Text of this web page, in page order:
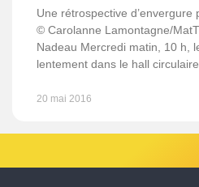
Une rétrospective
© Carolanne Lamontagne/
Nadeau Mercredi matin, 10 h,
lentement dans le hall
20 mai 2016